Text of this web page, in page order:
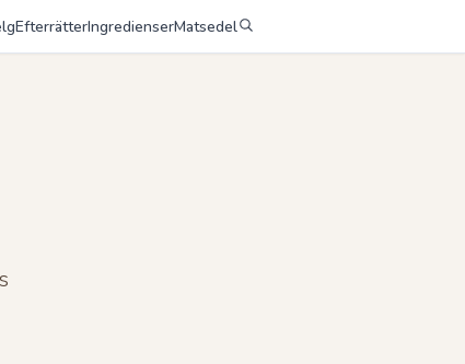
EfterrätterIngredienserMatsedel